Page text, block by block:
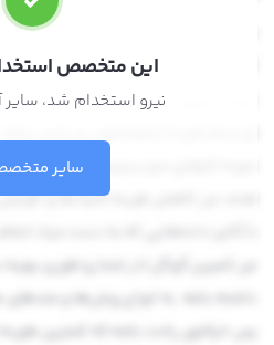
این متخصص
نیرو استخدام شد، سایر
سایر
کردم. تا الان با چندین شرکت خدمات
عرضه تجهیزات پزشکی و چند فروشگاه
هدف من کاهش هزینه کلیک‌ها و
من کمپین گوگل ادز شما رو طوری
داشته باشه. به انواع روش‌ها و
پس خیالتون راحت باشه که کمترین